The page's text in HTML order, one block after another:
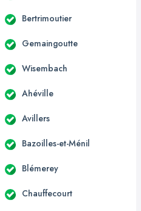
Bertrimoutier
Gemaingoutte
Wisembach
Ahéville
Avillers
Bazoilles-et-Ménil
Blémerey
Chauffecourt